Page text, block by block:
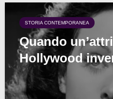
STORIA CONTEMPORANEA
Quando
Hollywood